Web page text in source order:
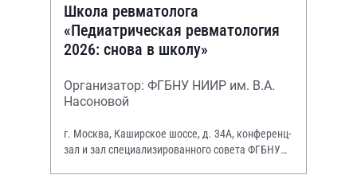
Школа ревматолога
«Педиатрическая ревматология
2026: снова в школу»
Организатор: ФГБНУ НИИР им. В.А.
Насоновой
г. Москва, Каширское шоссе, д. 34А, конференц-
зал и зал специализированного совета ФГБНУ